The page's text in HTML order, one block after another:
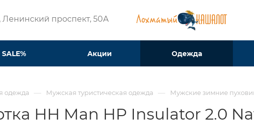
Ленинский проспект, 50А​
SALE% Акции Одежда
одежда — Мужская туристическая одежда — Мужские зимние
HH Man HP Insulator 2.0